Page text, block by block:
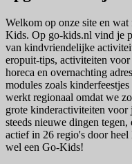
Welkom op onze site en
Kids. Op go-kids.nl vind je
van kindvriendelijke
eropuit-tips, activiteiten
horeca en overnachting
modules zoals
werkt regionaal omdat we
grote kinderactiviteiten
steeds nieuwe dingen
actief in 26 regio's door
wel een Go-Kids!